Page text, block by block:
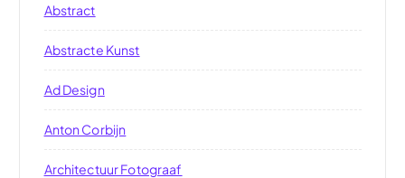
Abstract
Abstracte Kunst
Ad Design
Anton Corbijn
Architectuur Fotograaf